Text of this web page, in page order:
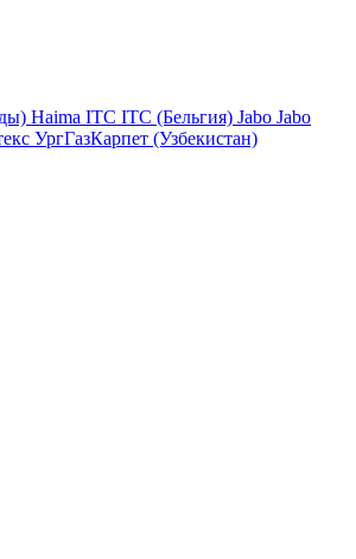
Haima ITC ITC (Бельгия) Jabo Jabo
УргГазКарпет (Узбекистан)